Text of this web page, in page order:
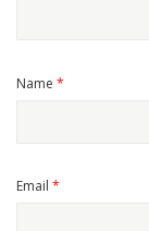
Name *
Email *